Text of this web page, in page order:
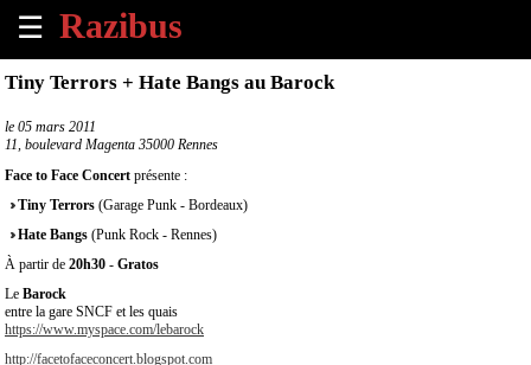
☰
×
Tous
évènements
à
venir
Annoncer
un
évènement
Tiny Terrors + Hate Bangs au Barock
le 05 mars 2011
11, boulevard Magenta 35000 Rennes
Face to Face Concert présente :
Tiny Terrors (Garage Punk - Bordeaux)
Hate Bangs (Punk Rock - Rennes)
À partir de 20h30 - Gratos
Le Barock
entre la gare SNCF et les quais
https://www.myspace.com/lebarock
http://facetofaceconcert.blogspot.com